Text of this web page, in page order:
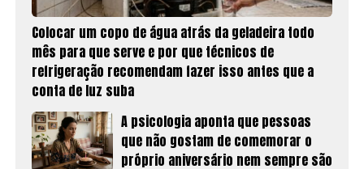
Colocar um copo de água atrás da geladeira todo
mês para que serve e por que técnicos de
refrigeração recomendam fazer isso antes que a
conta de luz suba
A psicologia aponta que pessoas
que não gostam de comemorar o
próprio aniversário nem sempre são